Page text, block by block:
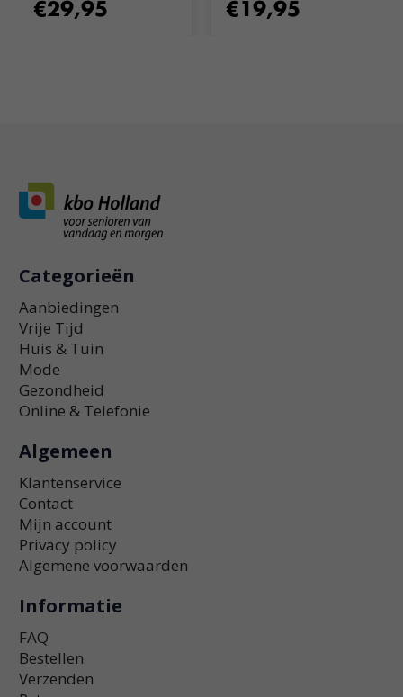
€29,95 €19,95
Categorieën
Aanbiedingen
Vrije Tijd
Huis & Tuin
Mode
Gezondheid
Online & Telefonie
Algemeen
Klantenservice
Contact
Mijn account
Privacy policy
Algemene voorwaarden
Informatie
FAQ
Bestellen
Verzenden